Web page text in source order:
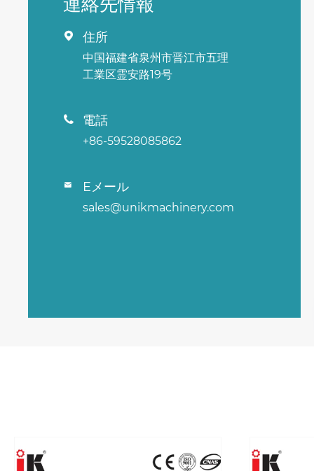
 住所
中国福建省泉州市晋江市五理
工業区霊安路19号
 電話
+86-59528085862
 Eメール
sales@unikmachinery.com